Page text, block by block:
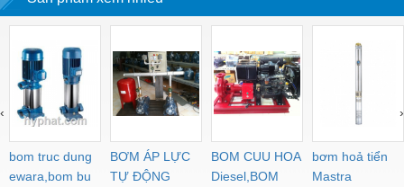
bom truc dung
ewara,bom bu
BƠM ÁP LỰC
TỰ ĐỘNG
BOM CUU HOA
Diesel,BOM
bơm hoả tiển
Mastra
‹ ›